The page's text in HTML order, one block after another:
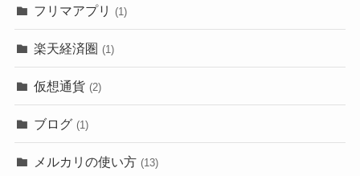
フリマアプリ (1)
楽天経済圏 (1)
仮想通貨 (2)
ブログ (1)
メルカリの使い方 (13)